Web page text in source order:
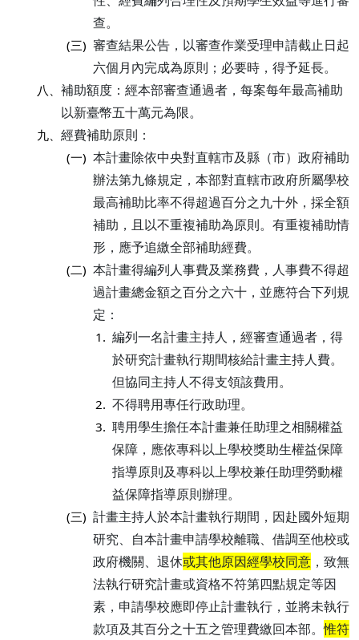
查。
(三) 審查結果公告，以審查作業受理申請截止日起
六個月內完成為原則；必要時，得予延長。
八、 補助額度：經本部審查通過者，每案每年最高補助
以新臺幣五十萬元為限。
九、 經費補助原則：
(一) 本計畫除依中央對直轄市及縣（市）政府補助
辦法第九條規定，本部對直轄市政府所屬學校
最高補助比率不得超過百分之九十外，採全額
補助，且以不重複補助為原則。有重複補助情
形，應予追繳全部補助經費。
(二) 本計畫得編列人事費及業務費，人事費不得超
過計畫總金額之百分之六十，並應符合下列規
定：
1. 編列一名計畫主持人，經審查通過者，得
於研究計畫執行期間核給計畫主持人費。
但協同主持人不得支領該費用。
2. 不得聘用專任行政助理。
3. 聘用學生擔任本計畫兼任助理之相關權益
保障，應依專科以上學校獎助生權益保障
指導原則及專科以上學校兼任助理勞動權
益保障指導原則辦理。
(三) 計畫主持人於本計畫執行期間，因赴國外短期
研究、自本計畫申請學校離職、借調至他校或
政府機關、退休或其他原因經學校同意 ，致無
法執行研究計畫或資格不符第四點規定等因
素，申請學校應即停止計畫執行，並將未執行
款項及其百分之十五之管理費繳回本部。惟符